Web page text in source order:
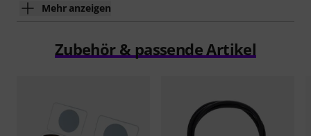
Mehr anzeigen
Zubehör & passende Artikel